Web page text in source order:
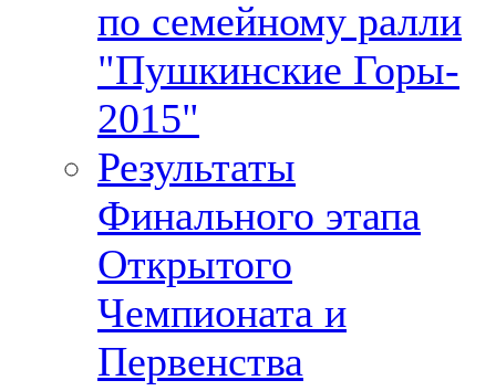
по семейному ралли
"Пушкинские Горы-
2015"
Результаты
Финального этапа
Открытого
Чемпионата и
Первенства